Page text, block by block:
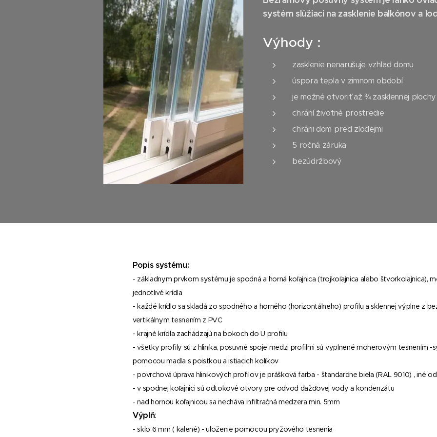
systém slúžiaci na zasklenie balkónov a
Výhody :
zasklenie nenarušuje vzhľad domu
úspora tepla v zimnom období
je možné otvoriť až ¾ zasklennej plochy
chrání životné prostredie
chráni dom pred zlodejmi
5 ročná záruka
bezúdržbový
Popis systému:
- základnym prvkom systému je spodná a horná koľajnica (trojkoľajnica alebo štvorkoľajnica),
jednotlivé krídla
- každé krídlo sa skladá zo spodného a horného (horizontálneho) profilu a sklennej výplne z
vertikálnym tesnením z PVC
- krajné krídla zachádzajú na bokoch do U profilu
- všetky profily sú z hliníka, posuvné spoje medzi profilmi sú vyplnené moherovým tesnením -
pomocou madla s poistkou a istiacich kolíkov
- povrchová úprava hlinikových profilov je prášková farba - štandardne biela (RAL 9010) , iné
- v spodnej koľajnici sú odtokové otvory pre odvod dažďovej vody a kondenzátu
- nad hornou koľajnicou sa necháva infiltračná medzera min. 5mm
Výplň:
- sklo 6 mm ( kalené) - uloženie pomocou pryžového tesnenia